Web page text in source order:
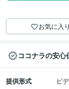
お気に入
ココナラの安心
提供形式
ビ